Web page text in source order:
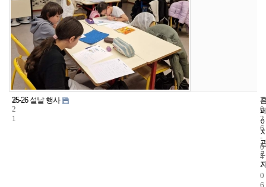
3
2
1
25-26 설날 행사 1
2
0
2
6
-
0
4
-
0
6